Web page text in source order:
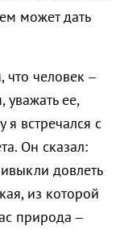
может дать
что человек –
уважать ее,
я встречался с
Он сказал:
довлеть
из которой
природа –